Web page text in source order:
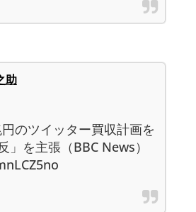
助
のツイッター買収計画を
を主張（BBC News）